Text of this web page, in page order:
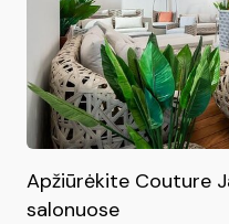
Apžiūrėkite Couture
salonuose